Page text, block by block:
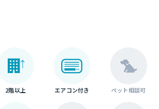
2階以上 エアコン付き ペット相談可